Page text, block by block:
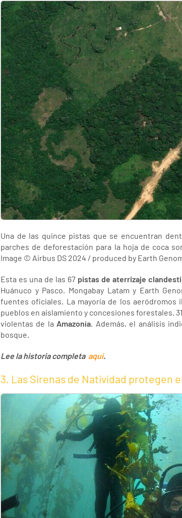
Una de las quince pistas que se encuentran
parches de deforestación para la hoja de coca
Image ©️ Airbus DS 2024 / produced by Earth
Esta es una de las 67 pistas de aterrizaje
Huánuco y Pasco. Mongabay Latam y Earth
fuentes oficiales. La mayoría de los aeródromos
pueblos en aislamiento y concesiones forestales.
violentas de la Amazonía. Además, el análisis
bosque.
Lee la historia completa aquí.
3. Las Sirenas de Natividad protegen